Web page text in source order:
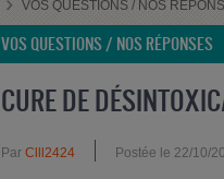
VOS QUESTIONS / NOS
VOS QUESTIONS / NOS RÉPONSES
CURE DE
Par Clll2424 Postée le 22/10/